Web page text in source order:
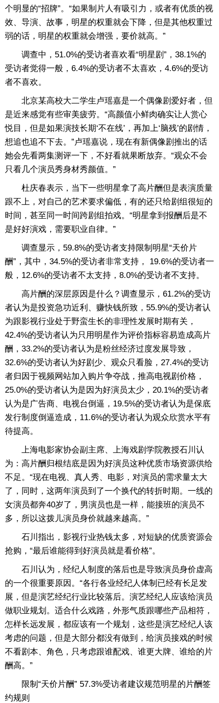
个明显的“招牌”。“如果制片人有吸引力，或者有优质的视
效、导演、故事，明星的权重就会下降，但是其他权重过
弱的话，明星的权重就会增强，要价就高。”
调查中，51.0%的受访者喜欢看“明星剧”，38.1%的
受访者觉得一般，6.4%的受访者不太喜欢，4.6%的受访
者不喜欢。
北京某高校大二学生卢瑶嘉是一个偶像剧爱好者，但
是近来感觉有些审美疲劳。“高颜值小鲜肉确实让人赏心
悦目，但是如果演技长期‘不在线’，再加上‘脑残’的剧情，
想追也追不下去。”卢瑶嘉说，现在有新偶像剧推出的话
她会先看两集测评一下，不好看就果断放弃。“观众不会
只看几个演员秀身材秀颜值。”
杜庆春表示，当下一些明星拿了高片酬但是表演质量
跟不上，对自己的艺术要求偏低，有的还只给剧组很短的
时间，甚至同一时间跨剧组拍戏。“明星拿到报酬后是不
是好好演戏，需要职业自律。”
调查显示，59.8%的受访者支持限制明星“天价片
酬”，其中，34.5%的受访者非常支持， 19.6%的受访者一
般，12.6%的受访者不太支持，8.0%的受访者不支持。
高片酬的深层原因是什么？调查显示，61.2%的受访
者认为是投资急功近利、赚快钱所致，55.9%的受访者认
为跟影视行业处于野蛮生长的非理性发展时期有关，
42.4%的受访者认为只用明星作为评价指标容易造成高片
酬，33.2%的受访者认为是粉丝经济过度发展导致，
32.6%的受访者认为好剧少、观众只看脸，27.4%的受访
者归因于视频网站加入购片争夺战，推高电视剧价格，
25.0%的受访者认为是因为好演员太少，20.1%的受访者
认为是广告商、电视台倒逼，19.5%的受访者认为是保底
发行制度倒逼造成，11.6%的受访者认为观众欣赏水平有
待提高。
上海电影家协会副主席、上海戏剧学院教授石川认
为：高片酬归根结底是因为好演员这种优质市场资源供给
不足。“现在电视、真人秀、电影，对演员的需求量太大
了，同时，这两年演员到了一个换代的转折时期。一线的
女演员都奔40岁了，男演员也是一样，能接班的演员不
多，所以这拨儿演员身价就越来越高。”
石川指出，影视行业热钱太多，对短缺的优质资源会
抢购，“最后谁能得到好演员就是看价格”。
石川认为，经纪人制度的落后也是导致演员身价虚高
的一个很重要原因。“各行各业经纪人体制已经有长足发
展，但是演艺经纪行业比较落后。演艺经纪人应该给演员
做职业规划。适合什么戏路，外形气质跟哪些产品相符，
怎样长远发展，都应该有一个规划，这些是演艺经纪人该
考虑的问题，但是大部分都没有做到，给演员接戏的时候
不看剧本、角色，只考虑跟谁配戏、谁更大牌、谁给的片
酬高。”
限制“天价片酬” 57.3%受访者建议规范明星的片酬签
约规则